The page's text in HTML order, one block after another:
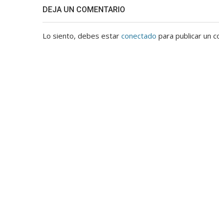
DEJA UN COMENTARIO
Lo siento, debes estar conectado para publicar un